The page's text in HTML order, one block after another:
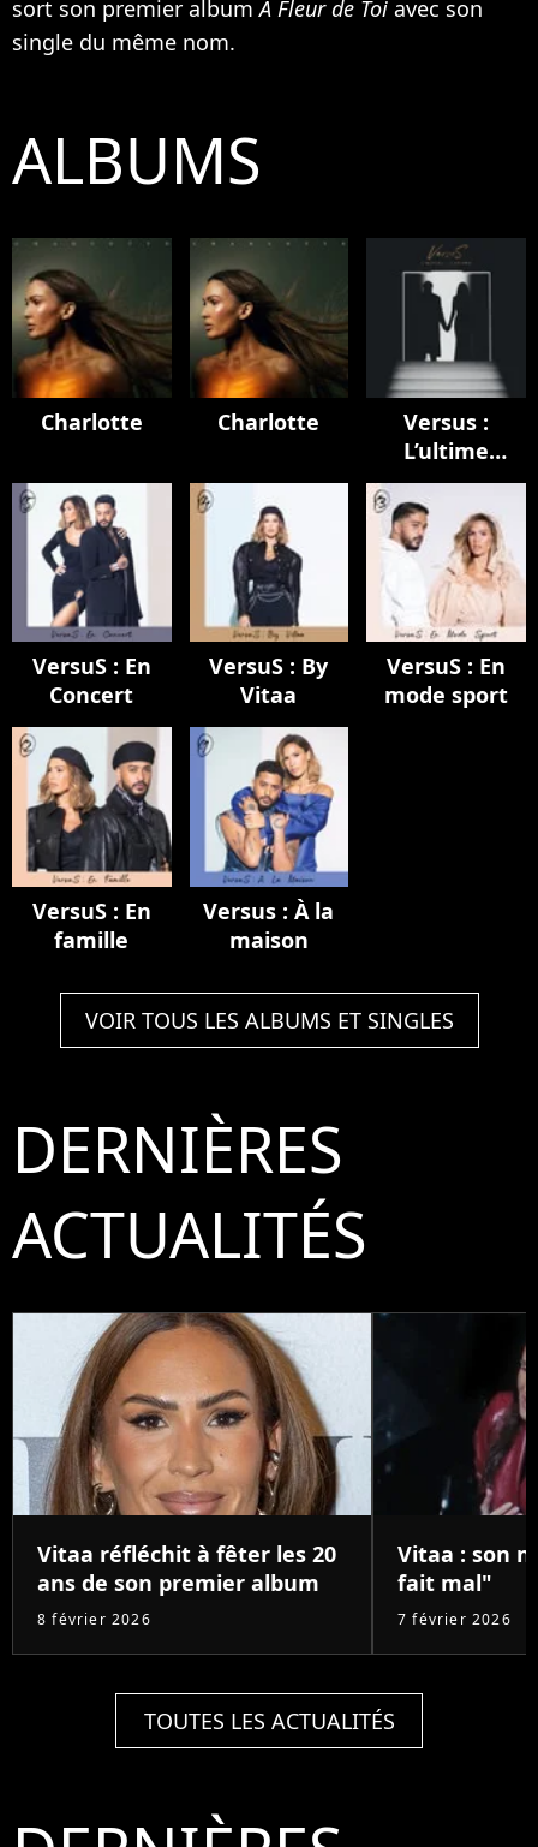
sort son premier albumA Fleur de Toi avec son
single du même nom.
ALBUMS
Charlotte Charlotte
Versus :
L’ultime
chapitre
VersuS : En
Concert
VersuS : By
Vitaa
VersuS : En
mode sport
VersuS : En
famille
Versus : À la
maison
VOIR TOUS LES ALBUMS ET SINGLES
DERNIÈRES
ACTUALITÉS
Vitaa réfléchit à fêter les 20
ans de son premier album
8 février 2026
Vitaa : son
fait mal"
7 février 2026
TOUTES LES ACTUALITÉS